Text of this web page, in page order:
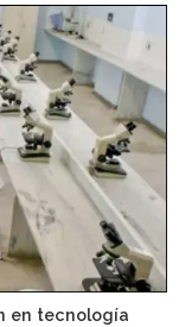
en tecnología